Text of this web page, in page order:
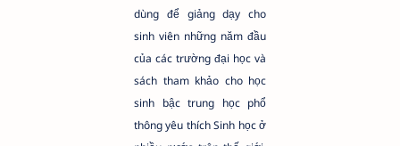
dùng để giảng dạy cho
sinh viên những năm đầu
của các trường đại học và
sách tham khảo cho học
sinh bậc trung học phổ
thông yêu thích Sinh học ở